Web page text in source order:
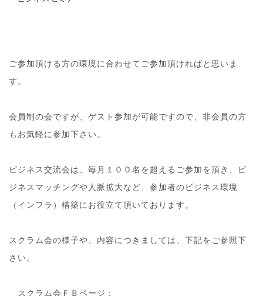
ご参加頂ける方の環境に合わせてご参加頂ければと思いま
す。
会員制の会ですが、ゲスト参加が可能ですので、非会員の方
もお気軽に参加下さい。
ビジネス交流会は、毎月１００名を超えるご参加を頂き、
ビ
ジネスマッチングや人脈拡大など、参加者のビジネス環境
（インフラ）構築にお役立て頂いております。
スクラム会の様子や、内容につきましては、下記をご参照下
さい。
スクラム会ＦＢページ：